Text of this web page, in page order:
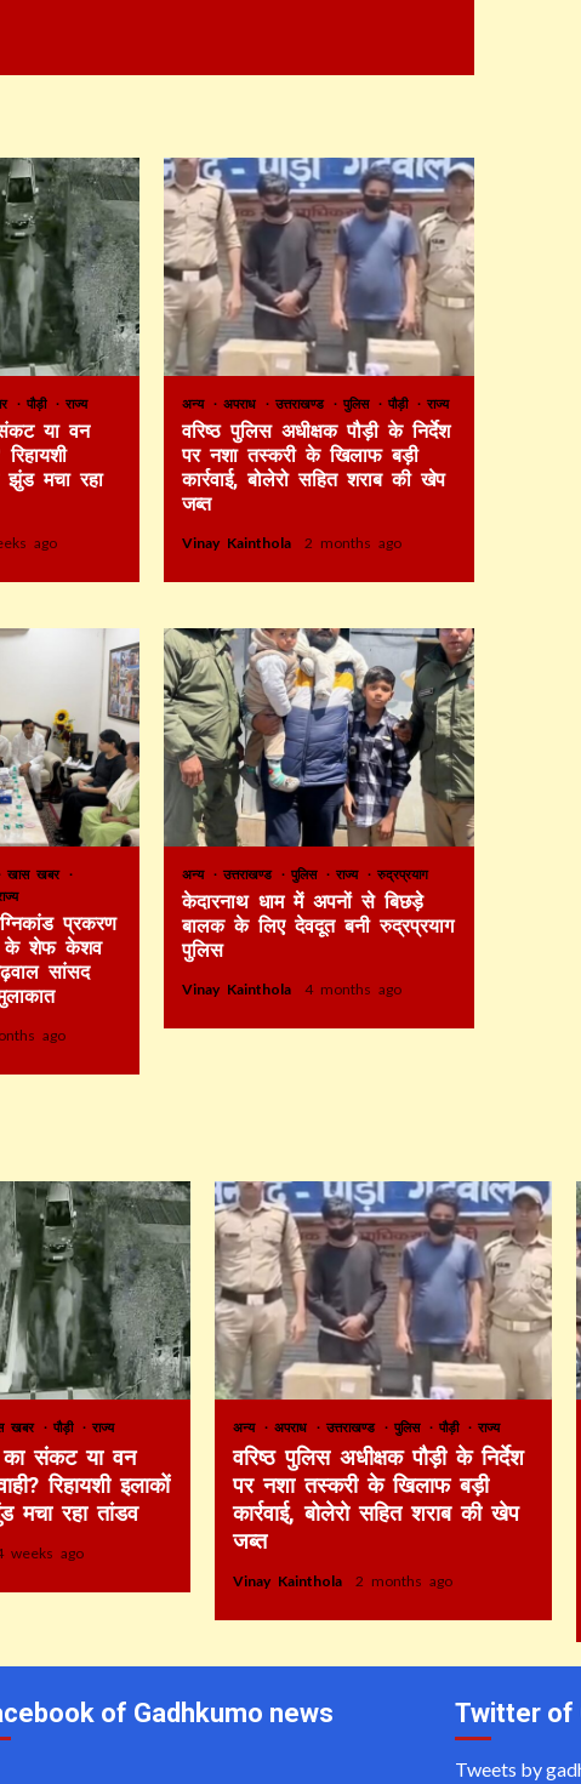
पौड़ी राज्य
या वन
झुंड मचा रहा
ago
अन्य अपराध उत्तराखण्ड पुलिस पौड़ी राज्य
वरिष्ठ पुलिस अधीक्षक पौड़ी के निर्देश
पर नशा तस्करी के खिलाफ बड़ी
कार्रवाई, बोलेरो सहित शराब की खेप
जब्त
Vinay Kainthola 2 months ago
खास खबर
प्रकरण
के शेफ केशव
सांसद
ago
अन्य उत्तराखण्ड पुलिस राज्य रुद्रप्रयाग
केदारनाथ धाम में अपनों से बिछड़े
बालक के लिए देवदूत बनी रुद्रप्रयाग
पुलिस
Vinay Kainthola 4 months ago
खबर पौड़ी राज्य
संकट या वन
रिहायशी इलाकों
मचा रहा तांडव
weeks ago
अन्य अपराध उत्तराखण्ड पुलिस पौड़ी राज्य
वरिष्ठ पुलिस अधीक्षक पौड़ी के निर्देश
पर नशा तस्करी के खिलाफ बड़ी
कार्रवाई, बोलेरो सहित शराब की खेप
जब्त
Vinay Kainthola 2 months ago
of Gadhkumo news Twitter of
Tweets by